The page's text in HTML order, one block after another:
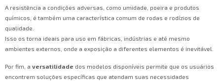
A resistência a condições adversas, como umidade, poeira e produtos
químicos, é também uma característica comum de rodas e rodízios de
qualidade.
Isso os torna ideais para uso em fábricas, indústrias e até mesmo
ambientes externos, onde a exposição a diferentes elementos é inevitável.
Por fim, a versatilidade dos modelos disponíveis permite que os usuários
encontrem soluções específicas que atendam suas necessidades